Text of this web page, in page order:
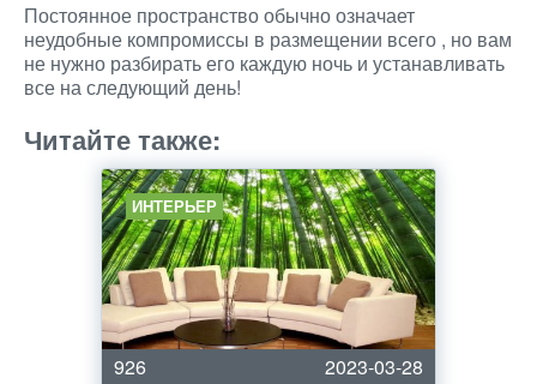
Постоянное пространство обычно означает
неудобные компромиссы в размещении всего , но вам
не нужно разбирать его каждую ночь и устанавливать
все на следующий день!
Читайте также:
ИНТЕРЬЕР
926
2023-03-28